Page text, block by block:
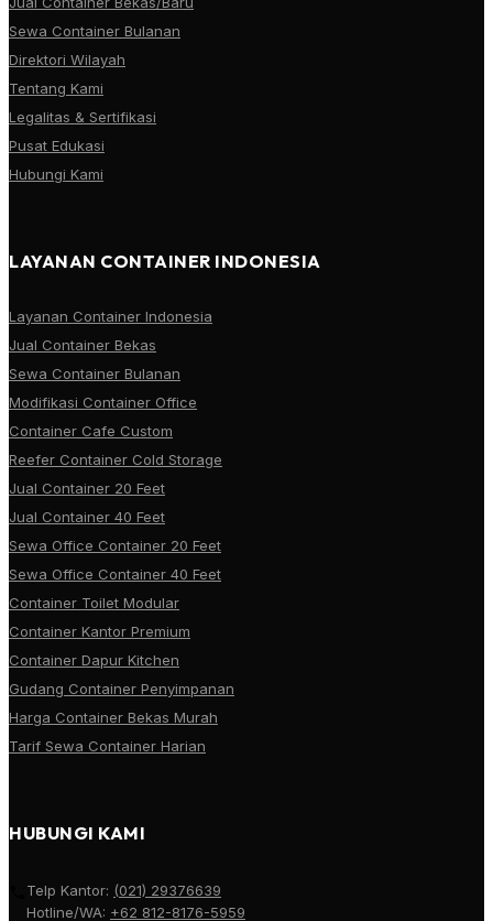
Sewa Container Bulanan
Direktori Wilayah
Tentang Kami
Legalitas & Sertifikasi
Pusat Edukasi
Hubungi Kami
LAYANAN CONTAINER INDONESIA
Layanan Container Indonesia
Jual Container Bekas
Sewa Container Bulanan
Modifikasi Container Office
Container Cafe Custom
Reefer Container Cold Storage
Jual Container 20 Feet
Jual Container 40 Feet
Sewa Office Container 20 Feet
Sewa Office Container 40 Feet
Container Toilet Modular
Container Kantor Premium
Container Dapur Kitchen
Gudang Container Penyimpanan
Harga Container Bekas Murah
Tarif Sewa Container Harian
HUBUNGI KAMI
Telp Kantor: (021) 29376639
Hotline/WA: +62 812-8176-5959